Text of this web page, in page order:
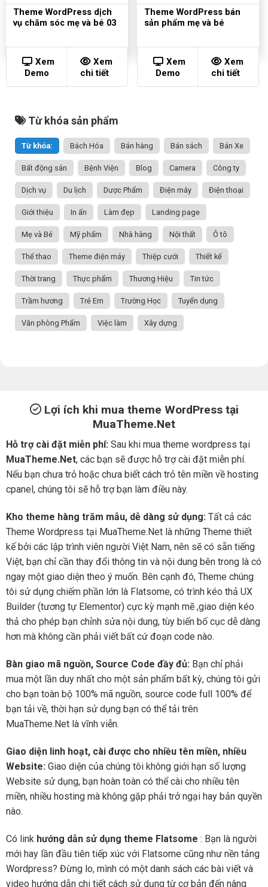
Theme WordPress dịch
vụ chăm sóc mẹ và bé 03
Xem
Demo
Xem
chi tiết
Theme WordPress bán
sản phẩm mẹ và bé
Xem
Demo
Xem
chi tiết
Từ khóa sản phẩm
Từ khóa: Bách Hóa Bán hàng Bán sách Bán Xe
Bất động sản Bệnh Viện Blog Camera Công ty
Dịch vụ Du lịch Dược Phẩm Điện máy Điện thoại
Giới thiệu In ấn Làm đẹp Landing page
Mẹ và Bé Mỹ phẩm Nhà hàng Nội thất Ô tô
Thể thao Theme điện máy Thiệp cưới Thiết kế
Thời trang Thực phẩm Thương Hiệu Tin tức
Trầm hương Trẻ Em Trường Học Tuyển dụng
Văn phòng Phẩm Việc làm Xây dựng
Lợi ích khi mua theme WordPress tại
MuaTheme.Net
Hỗ trợ cài đặt miễn phí: Sau khi mua theme wordpress tại
MuaTheme.Net, các bạn sẽ được hỗ trợ cài đặt miễn phí.
Nếu bạn chưa trỏ hoặc chưa biết cách trỏ tên miền về hosting
cpanel, chúng tôi sẽ hỗ trợ bạn làm điều này.
Kho theme hàng trăm mẫu, dễ dàng sử dụng: Tất cả các
Theme Wordpress tại MuaTheme.Net là những Theme thiết
kế bởi các lập trình viên người Việt Nam, nên sẽ có sẵn tiếng
Việt, bạn chỉ cần thay đổi thông tin và nội dung bên trong là có
ngay một giao diện theo ý muốn. Bên cạnh đó, Theme chúng
tôi sử dụng chiếm phần lớn là Flatsome, có trình kéo thả UX
Builder (tương tự Elementor) cực kỳ mạnh mẽ ,giao diện kéo
thả cho phép bạn chỉnh sửa nội dung, tùy biến bố cục dễ dàng
hơn mà không cần phải viết bất cứ đoạn code nào.
Bàn giao mã nguồn, Source Code đầy đủ: Bạn chỉ phải
mua một lần duy nhất cho một sản phẩm bất kỳ, chúng tôi gửi
cho bạn toàn bộ 100% mã nguồn, source code full 100% để
bạn tải về, thời hạn sử dụng bạn có thể tải trên
MuaTheme.Net là vĩnh viễn.
Giao diện linh hoạt, cài được cho nhiều tên miền, nhiều
Website: Giao diện của chúng tôi không giới hạn số lượng
Website sử dụng, bạn hoàn toàn có thể cài cho nhiều tên
miền, nhiều hosting mà không gặp phải trở ngại hay bản quyền
nào.
Có link hướng dẫn sử dụng theme Flatsome : Bạn là người
mới hay lần đầu tiên tiếp xúc với Flatsome cũng như nền tảng
Wordpress? Đừng lo, mình có một danh sách các bài viết và
video hướng dẫn chi tiết cách sử dụng từ cơ bản đến nâng